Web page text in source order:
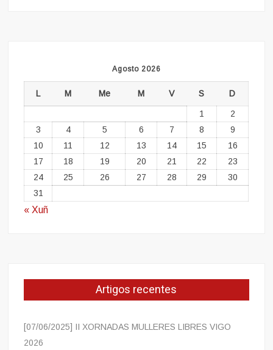
Agosto 2026
L M Me M V S D
1
2
3
4 5 6 7 8
9
10
11 12 13 14 15
16
17
18 19 20 21 22
23
24
25 26 27 28 29
30
31
« Xuñ
Artigos recentes
[07/06/2025] II XORNADAS MULLERES LIBRES VIGO
2026